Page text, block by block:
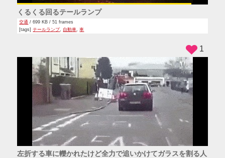
くるくる回るテールランプ
交通 / 699 KB / 51 frames
[tags]テールランプ, 自動車 ,車
左折する車に轢かれたけど全力で追いかけてガラスを割る人
1